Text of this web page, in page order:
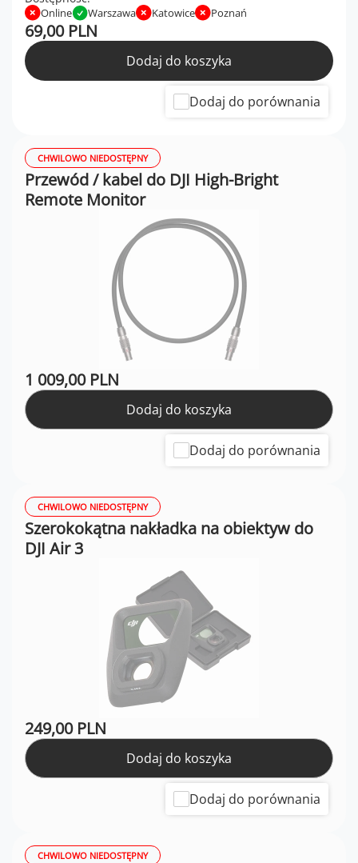
Online Warszawa Katowice Poznań
69,00 PLN
Dodaj do koszyka
Dodaj do porównania
CHWILOWO NIEDOSTĘPNY
Przewód / kabel do DJI High-Bright
Remote Monitor
1 009,00 PLN
Dodaj do koszyka
Dodaj do porównania
CHWILOWO NIEDOSTĘPNY
Szerokokątna nakładka na obiektyw do
DJI Air 3
249,00 PLN
Dodaj do koszyka
Dodaj do porównania
CHWILOWO NIEDOSTĘPNY